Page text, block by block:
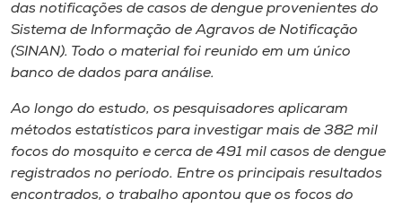
das notificações de casos de dengue provenientes do
Sistema de Informação de Agravos de Notificação
(SINAN). Todo o material foi reunido em um único
banco de dados para análise.
Ao longo do estudo, os pesquisadores aplicaram
métodos estatísticos para investigar mais de 382 mil
focos do mosquito e cerca de 491 mil casos de dengue
registrados no período. Entre os principais resultados
encontrados, o trabalho apontou que os focos do